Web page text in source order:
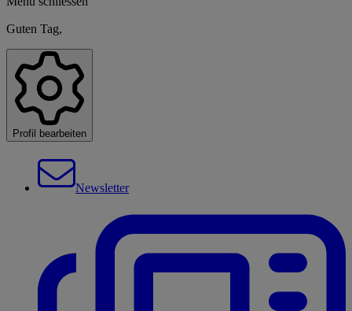
Guten Tag,
Profil bearbeiten
Newsletter